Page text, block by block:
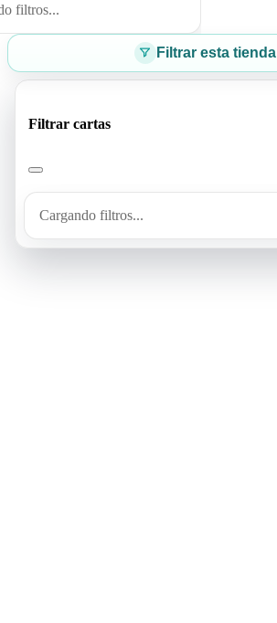
filtros...
Filtrar esta tienda
Filtrar cartas
Cargando filtros...